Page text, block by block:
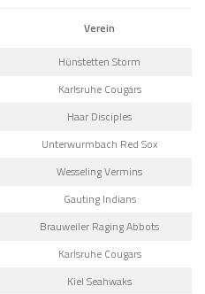
Verein
Hünstetten Storm
Karlsruhe Cougars
Haar Disciples
Unterwurmbach Red Sox
Wesseling Vermins
Gauting Indians
Brauweiler Raging Abbots
Karlsruhe Cougars
Kiel Seahwaks